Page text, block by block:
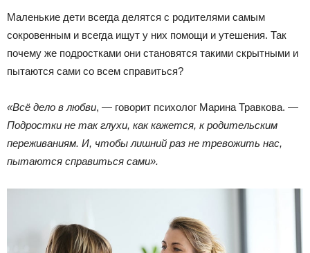
Маленькие дети всегда делятся с родителями самым
сокровенным и всегда ищут у них помощи и утешения. Так
почему же подростками они становятся такими скрытными и
пытаются сами со всем справиться?
«Всё дело в любви, — говорит психолог Марина Травкова. —
Подростки не так глухи, как кажется, к родительским
переживаниям. И, чтобы лишний раз не тревожить нас,
пытаются справиться сами».